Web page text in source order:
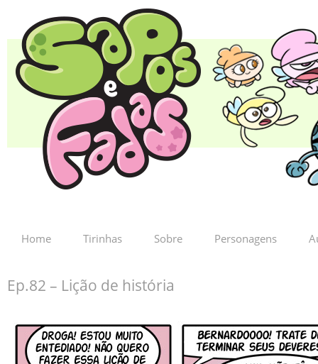
Home Tirinhas Sobre Personagens
Ep.82 – Lição de história